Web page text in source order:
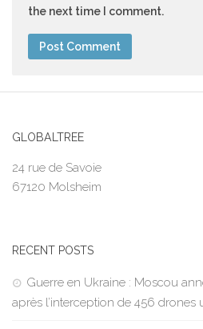
the next time I comment.
GLOBALTREE
24 rue de Savoie
67120 Molsheim
RECENT POSTS
Guerre en Ukraine : Moscou
après l’interception de 456 drones